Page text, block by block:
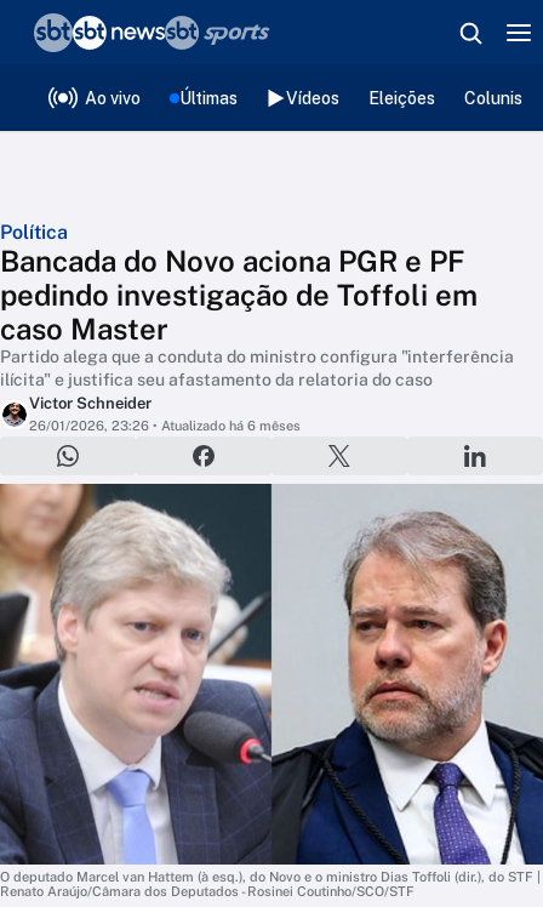
Ao vivo Últimas Vídeos Eleições
Política
Bancada do Novo aciona PGR e PF
pedindo investigação de Toffoli em
caso Master
Partido alega que a conduta do ministro configura "interferência
ilícita" e justifica seu afastamento da relatoria do caso
Victor Schneider
26/01/2026, 23:26 • Atualizado há 6 mêses
O deputado Marcel van Hattem (à esq.), do Novo e o ministro Dias Toffoli (dir.), do STF |
Renato Araújo/Câmara dos Deputados - Rosinei Coutinho/SCO/STF
❮voltar
Editorias